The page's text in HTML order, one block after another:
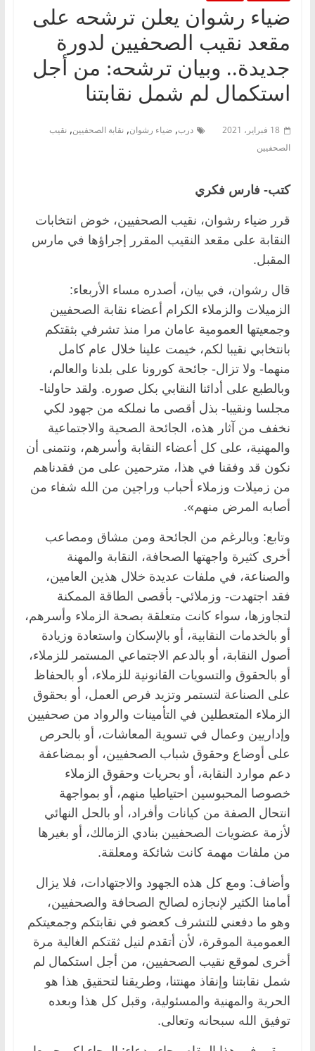
ضياء رشوان يعلن ترشحه على
مقعد نقيب الصحفيين لدورة
جديدة.. وبيان ترشحه: من أجل
استكمال لم شمل نقابتنا
18 فبراير، 2021 درب, ضياء رشوان, نقابة الصحفيين, نقيب
الصحفيين
كتب- فارس فكري
قرر ضياء رشوان، نقيب الصحفيين، خوض انتخابات
النقابة على مقعد النقيب المقرر إجراؤها في مارس
المقبل.
قال رشوان، في بيان، أصدره مساء الأربعاء:
الزميلات والزملاء الكرام أعضاء نقابة الصحفيين
وجمعيتها العمومية عامان مرا منذ تشرفي بثقتكم
بانتخابي نقيبا لكم، خيمت علينا خلال عام كامل
منهما- ولا تزال- جائحة كورونا على بلدنا والعالم،
وبالطبع على أدائنا النقابي بكل صوره. ولقد حاولنا-
مجلسا ونقيبا- بذل أقصى ما نملكه من جهود لكي
نخفف من آثار هذه، الجائحة الصحية والاجتماعية
والمهنية، على كل أعضاء النقابة وأسرهم، ونتمنى أن
نكون قد وفقنا في هذا، مترحمين على من فقدناهم
من زميلات وزملاء أحباب وراجين من الله شفاء من
أصابه المرض منهم».
وتابع: وبالرغم من الجائحة ومن مشاق ومصاعب
أخرى كثيرة واجهتها الصحافة، النقابة والمهنة
والصناعة، في ملفات عديدة خلال هذين العامين،
فقد اجتهدت- وزملائي- بأقصى الطاقة الممكنة
لتجاوزها، سواء كانت متعلقة بصحة الزملاء وأسرهم،
أو بالخدمات النقابية، أو بالإسكان واستعادة وزيادة
أصول النقابة، أو بالدعم الاجتماعي المستمر للزملاء،
أو بالحقوق والتسويات القانونية للزملاء، أو بالحفاظ
على الصناعة لتستمر وتزيد فرص العمل، أو بحقوق
الزملاء المتعطلين في التأمينات والرواد من صحفيين
وإداريين وعمال في تسوية المعاشات، أو بالحرص
على أوضاع وحقوق شباب الصحفيين، أو بمضاعفة
دعم موارد النقابة، أو بحريات وحقوق الزملاء
خصوصا المحبوسين احتياطيا منهم، أو بمواجهة
انتحال الصفة من كيانات وأفراد، أو بالحل النهائي
لأزمة عضويات الصحفيين بنادي الزمالك، أو بغيرها
من ملفات مهمة كانت شائكة ومعلقة.
وأضاف: ومع كل هذه الجهود والاجتهادات، فلا يزال
أمامنا الكثير لإنجازه لصالح الصحافة والصحفيين،
وهو ما دفعني للتشرف كعضو في نقابتكم وجمعيتكم
العمومية الموقرة، لأن أتقدم لنيل ثقتكم الغالية مرة
أخرى لموقع نقيب الصحفيين، من أجل استكمال لم
شمل نقابتنا وإنقاذ مهنتنا، وطريقنا لتحقيق هذا هو
الحرية والمهنية والمسئولية، وقبل كل هذا وبعده
توفيق الله سبحانه وتعالى.